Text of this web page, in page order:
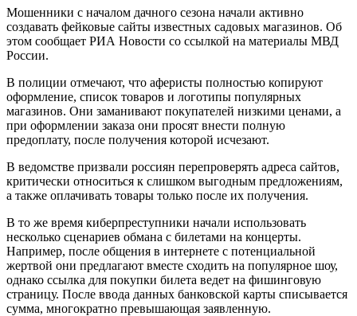
Мошенники с началом дачного сезона начали активно
создавать фейковые сайты известных садовых магазинов. Об
этом сообщает РИА Новости со ссылкой на материалы МВД
России.
В полиции отмечают, что аферисты полностью копируют
оформление, список товаров и логотипы популярных
магазинов. Они заманивают покупателей низкими ценами, а
при оформлении заказа они просят внести полную
предоплату, после получения которой исчезают.
В ведомстве призвали россиян перепроверять адреса сайтов,
критически относиться к слишком выгодным предложениям,
а также оплачивать товары только после их получения.
В то же время киберпреступники начали использовать
несколько сценариев обмана с билетами на концерты.
Например, после общения в интернете с потенциальной
жертвой они предлагают вместе сходить на популярное шоу,
однако ссылка для покупки билета ведет на фишинговую
страницу. После ввода данных банковской карты списывается
сумма, многократно превышающая заявленную.